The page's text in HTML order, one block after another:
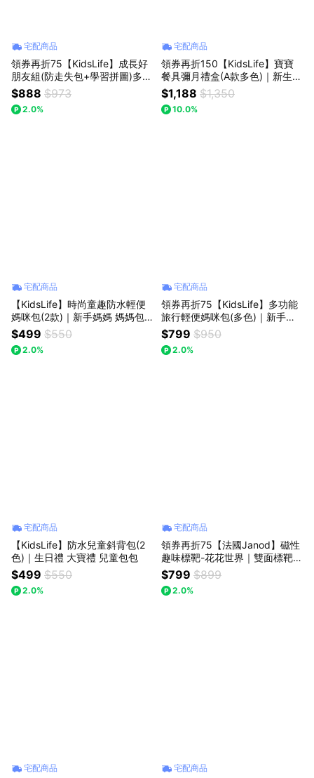
宅配商品
領券再折75【KidsLife】成長好
朋友組(防走失包+學習拼圖)多款
｜大寶禮 見面禮 彌月禮 成長禮
小童背包 兒童拼圖
$888 $973
2.0%
宅配商品
領券再折150【KidsLife】寶寶
餐具彌月禮盒(A款多色)｜新生兒
禮 滿月禮 彌月禮 嬰兒禮盒 周歲
禮 贈提袋
$1,188 $1,350
10.0%
宅配商品
【KidsLife】時尚童趣防水輕便
媽咪包(2款)｜新手媽媽 媽媽包
彌月回禮 育兒包
$499 $550
2.0%
宅配商品
領券再折75【KidsLife】多功能
旅行輕便媽咪包(多色)｜新手媽
媽 媽媽包 彌月回禮 育兒包 新手
爸爸
$799 $950
2.0%
宅配商品
【KidsLife】防水兒童斜背包(2
色)｜生日禮 大寶禮 兒童包包
$499 $550
2.0%
宅配商品
領券再折75【法國Janod】磁性
趣味標靶-花花世界｜雙面標靶
兒童飛鏢 派對遊戲 生日禮
$799 $899
2.0%
宅配商品 宅配商品